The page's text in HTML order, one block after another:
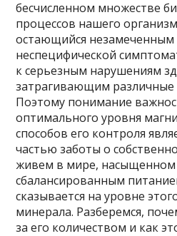
бесчисленном множестве
процессов нашего
остающийся незамеченным
неспецифической
к серьезным нарушениям
затрагивающим различные
Поэтому понимание
оптимального уровня
способов его контроля
частью заботы о
живем в мире, насыщенном
сбалансированным
сказывается на уровне
минерала. Разберемся,
за его количеством и как